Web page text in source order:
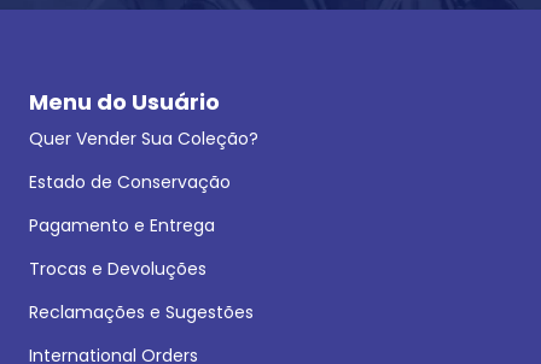
Menu do Usuário
Quer Vender Sua Coleção?
Estado de Conservação
Pagamento e Entrega
Trocas e Devoluções
Reclamações e Sugestões
International Orders